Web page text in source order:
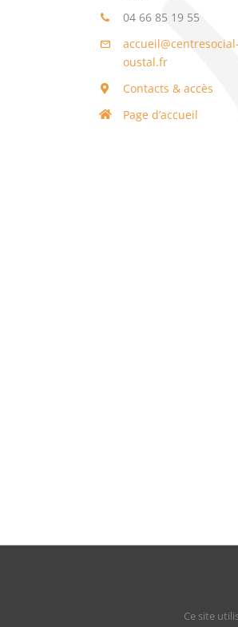
04 66 85 19 55
accueil@centresocial-
oustal.fr
Contacts & accès
Page d’accueil
Ce site